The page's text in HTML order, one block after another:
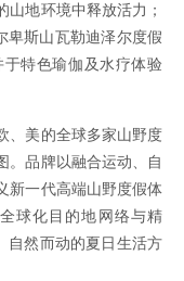
地环境中释放活力；
卑斯山瓦勒迪泽尔度假
特色瑜伽及水疗体验
、美的全球多家山野度
。品牌以融合运动、自
新一代高端山野度假体
球化目的地网络与精
自然而动的夏日生活方